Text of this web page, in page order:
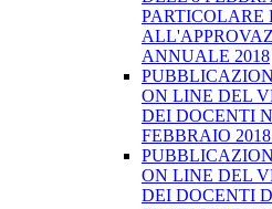
PARTICOLARE
ANNUALE 2018
ON LINE DEL
DEI DOCENTI
FEBBRAIO
ON LINE DEL
DEI DOCENTI